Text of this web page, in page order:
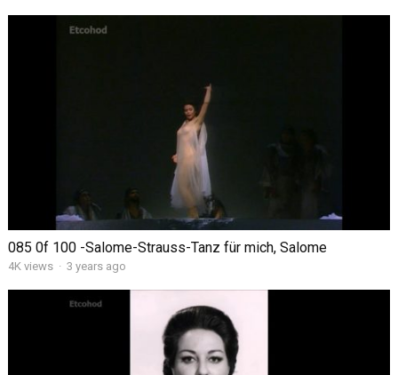
085 0f 100 -Salome-Strauss-Tanz für mich, Salome
4K views · 3 years ago